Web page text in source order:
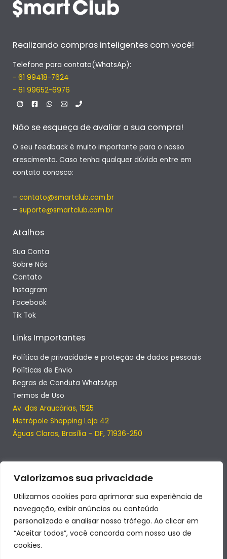
Valorizamos sua privacidade
Utilizamos cookies para aprimorar sua experiência de
navegação, exibir anúncios ou conteúdo
personalizado e analisar nosso tráfego. Ao clicar em
“Aceitar todos”, você concorda com nosso uso de
cookies.
Realizando compras inteligentes com você!
Telefone para contato(WhatsAp):
- 61 99418-7624
- 61 99652-6976
Não se esqueça de avaliar a sua compra!
O seu feedback é muito importante para o nosso
crescimento. Caso tenha qualquer dúvida entre em
contato conosco:
– contato@smartclub.com.br
– suporte@smartclub.com.br
Atalhos
Sua Conta
Sobre Nós
Contato
Instagram
Facebook
Tik Tok
Links Importantes
Política de privacidade e proteção de dados pessoais
Políticas de Envio
Regras de Conduta WhatsApp
Termos de Uso
Av. das Araucárias, 1525
Metrópole Shopping Loja 42
Águas Claras, Brasília – DF, 71936-250